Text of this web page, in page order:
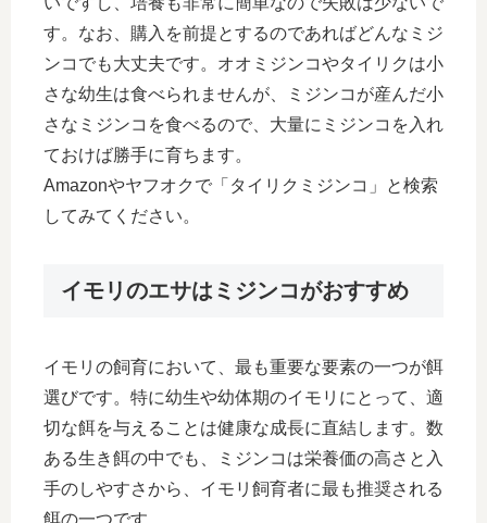
す。なお、購入を前提とするのであればどんなミジ
ンコでも大丈夫です。オオミジンコやタイリクは小
さな幼生は食べられませんが、ミジンコが産んだ小
さなミジンコを食べるので、大量にミジンコを入れ
ておけば勝手に育ちます。
Amazonやヤフオクで「タイリクミジンコ」と検索
してみてください。
イモリのエサはミジンコがおすすめ
イモリの飼育において、最も重要な要素の一つが餌
選びです。特に幼生や幼体期のイモリにとって、適
切な餌を与えることは健康な成長に直結します。数
ある生き餌の中でも、ミジンコは栄養価の高さと入
手のしやすさから、イモリ飼育者に最も推奨される
餌の一つです。